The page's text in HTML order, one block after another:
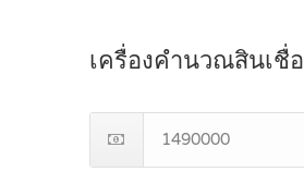
เครื่องคำนวณสินเชื่อ